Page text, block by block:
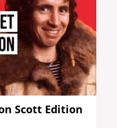
Scott Edition